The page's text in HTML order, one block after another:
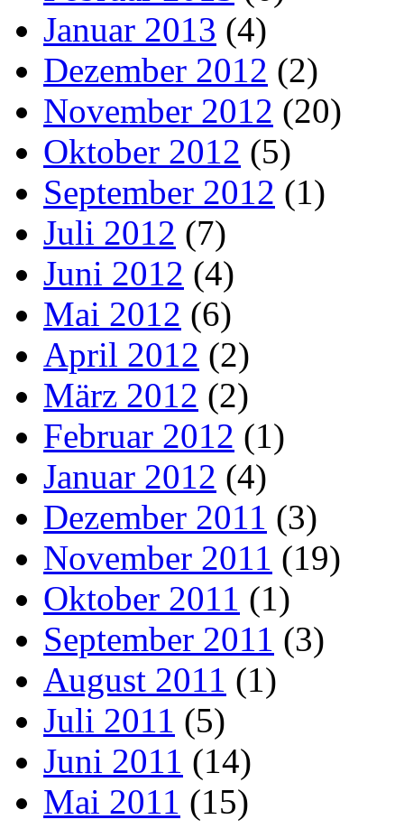
Januar 2013 (4)
Dezember 2012 (2)
November 2012 (20)
Oktober 2012 (5)
September 2012 (1)
Juli 2012 (7)
Juni 2012 (4)
Mai 2012 (6)
April 2012 (2)
März 2012 (2)
Februar 2012 (1)
Januar 2012 (4)
Dezember 2011 (3)
November 2011 (19)
Oktober 2011 (1)
September 2011 (3)
August 2011 (1)
Juli 2011 (5)
Juni 2011 (14)
Mai 2011 (15)